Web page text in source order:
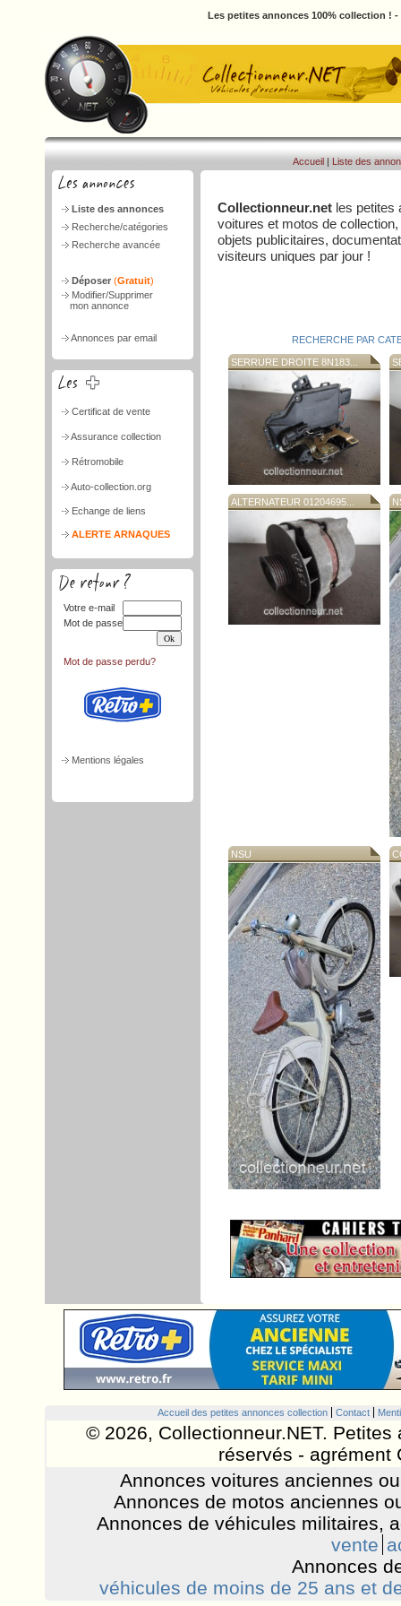
Les petites annonces 100% collection !
Liste des annonces
Recherche/catégories
Recherche avancée
Déposer (Gratuit)
Modifier/Supprimer
mon annonce
Annonces par email
Certificat de vente
Assurance collection
Rétromobile
Auto-collection.org
Echange de liens
ALERTE ARNAQUES
Votre e-mail
Mot de passe
Mot de passe perdu?
Mentions légales
Accueil | Liste des
Collectionneur.net les petites
voitures et motos de
objets publicitaires,
visiteurs uniques par jour !
RECHERCHE PAR
SERRURE DROITE 8N183...
ALTERNATEUR 01204695...
NSU
Accueil des petites annonces collection Contact
© 2026, Collectionneur.NET.
réservés - agrément
Annonces voitures anciennes
Annonces de motos anciennes
Annonces de véhicules militaires,
vente
Annonces
véhicules de moins de 25 ans et